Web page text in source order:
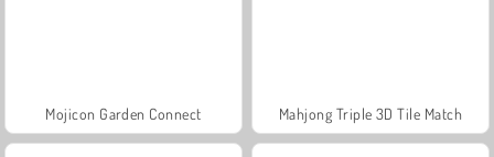
Mojicon Garden Connect Mahjong Triple 3D Tile Match